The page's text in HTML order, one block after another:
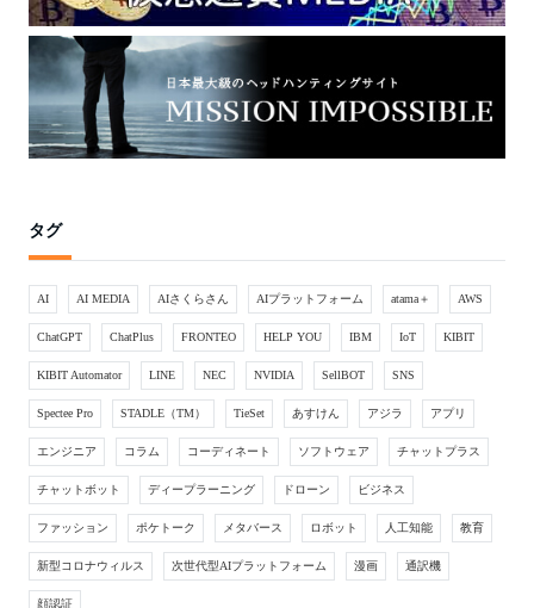
タグ
AI AI MEDIA AIさくらさん AIプラットフォーム atama＋ AWS
ChatGPT ChatPlus FRONTEO HELP YOU IBM IoT KIBIT
KIBIT Automator LINE NEC NVIDIA SellBOT SNS
Spectee Pro STADLE（TM） TieSet あすけん アジラ アプリ
エンジニア コラム コーディネート ソフトウェア チャットプラス
チャットボット ディープラーニング ドローン ビジネス
ファッション ポケトーク メタバース ロボット 人工知能 教育
新型コロナウィルス 次世代型AIプラットフォーム 漫画 通訳機
顔認証